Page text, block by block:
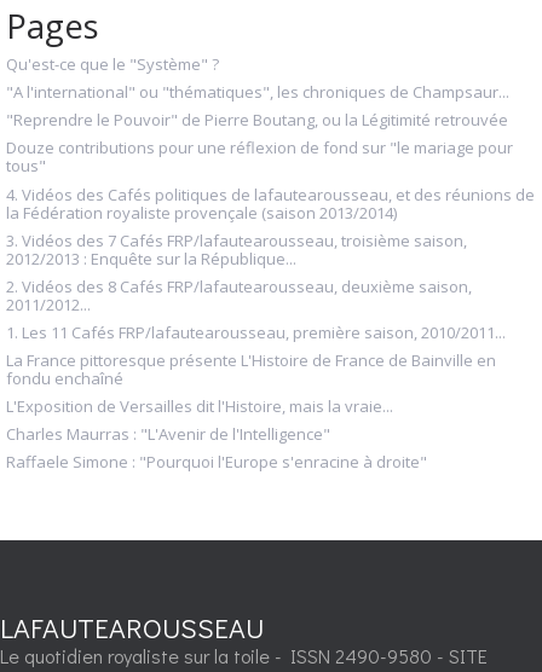
Pages
Qu'est-ce que le "Système" ?
"A l'international" ou "thématiques", les chroniques de Champsaur...
"Reprendre le Pouvoir" de Pierre Boutang, ou la Légitimité retrouvée
Douze contributions pour une réflexion de fond sur "le mariage pour
tous"
4. Vidéos des Cafés politiques de lafautearousseau, et des réunions de
la Fédération royaliste provençale (saison 2013/2014)
3. Vidéos des 7 Cafés FRP/lafautearousseau, troisième saison,
2012/2013 : Enquête sur la République...
2. Vidéos des 8 Cafés FRP/lafautearousseau, deuxième saison,
2011/2012...
1. Les 11 Cafés FRP/lafautearousseau, première saison, 2010/2011...
La France pittoresque présente L'Histoire de France de Bainville en
fondu enchaîné
L'Exposition de Versailles dit l'Histoire, mais la vraie...
Charles Maurras : "L'Avenir de l'Intelligence"
Raffaele Simone : "Pourquoi l'Europe s'enracine à droite"
LAFAUTEAROUSSEAU
Le quotidien royaliste sur la toile - ISSN 2490-9580 - SITE